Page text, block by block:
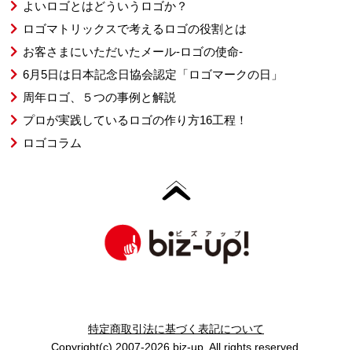
よいロゴとはどういうロゴか？
ロゴマトリックスで考えるロゴの役割とは
お客さまにいただいたメール-ロゴの使命-
6月5日は日本記念日協会認定「ロゴマークの日」
周年ロゴ、５つの事例と解説
プロが実践しているロゴの作り方16工程！
ロゴコラム
特定商取引法に基づく表記について
Copyright(c) 2007-2026 biz-up. All rights reserved.